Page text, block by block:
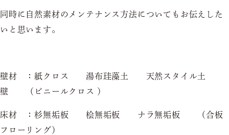
同時に自然素材のメンテナンス方法についてもお伝えした
いと思います。
壁材 ：紙クロス 湯布珪藻土 天然スタイル土
壁 （ビニールクロス ）
床材 ：杉無垢板 桧無垢板 ナラ無垢板 （合板
フローリング）